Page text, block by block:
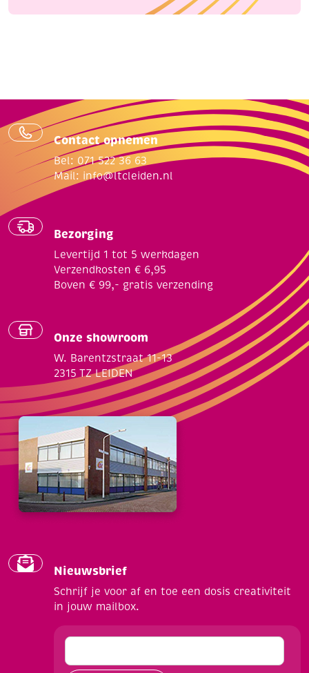
Contact opnemen
Bel: 071 522 36 63
Mail: info@ltcleiden.nl
Bezorging
Levertijd 1 tot 5 werkdagen
Verzendkosten € 6,95
Boven € 99,- gratis verzending
Onze showroom
W. Barentzstraat 11-13
2315 TZ LEIDEN
Nieuwsbrief
Schrijf je voor af en toe een dosis creativiteit
in jouw mailbox.